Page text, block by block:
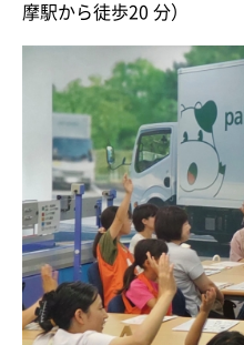
摩駅から徒歩20 分）